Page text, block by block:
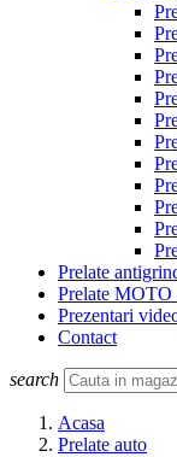
Prelate
Prelate
Prezentari
Contact
search
Acasa
Prelate auto